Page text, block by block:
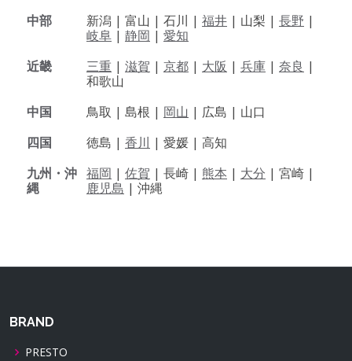
中部
新潟 | 富山 | 石川 | 福井 | 山梨 | 長野 |
岐阜 | 静岡 | 愛知
近畿
三重 | 滋賀 | 京都 | 大阪 | 兵庫 | 奈良 |
和歌山
中国
鳥取 | 島根 | 岡山 | 広島 | 山口
四国
徳島 | 香川 | 愛媛 | 高知
九州・沖
縄
福岡 | 佐賀 | 長崎 | 熊本 | 大分 | 宮崎 |
鹿児島 | 沖縄
BRAND
PRESTO